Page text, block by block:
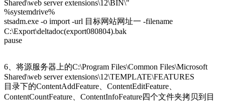
Shared\web server extensions\12\BIN\"
%systemdrive%
stsadm.exe -o import -url 目标网站网址一 -filename
C:\Export\deltadoc(export080804).bak
pause
6、将源服务器上的C:\Program Files\Common Files\Microsoft
Shared\web server extensions\12\TEMPLATE\FEATURES
目录下的ContentAddFeature、ContentEditFeature、
ContentCountFeature、ContentInfoFeature四个文件夹拷贝到目